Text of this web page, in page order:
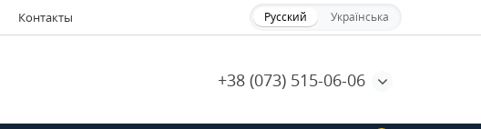
Контакты Русский Українська
+38 (073) 515-06-06